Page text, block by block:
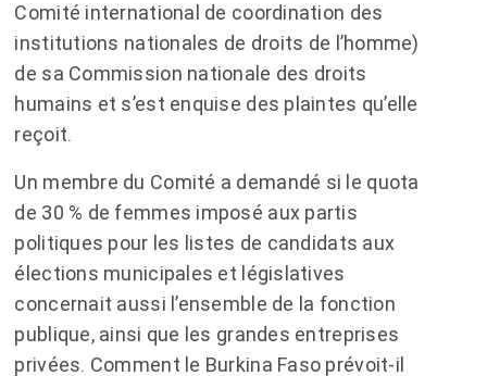
Comité international de coordination des
institutions nationales de droits de l’homme)
de sa Commission nationale des droits
humains et s’est enquise des plaintes qu’elle
reçoit.
Un membre du Comité a demandé si le quota
de 30 % de femmes imposé aux partis
politiques pour les listes de candidats aux
élections municipales et législatives
concernait aussi l’ensemble de la fonction
publique, ainsi que les grandes entreprises
privées. Comment le Burkina Faso prévoit-il